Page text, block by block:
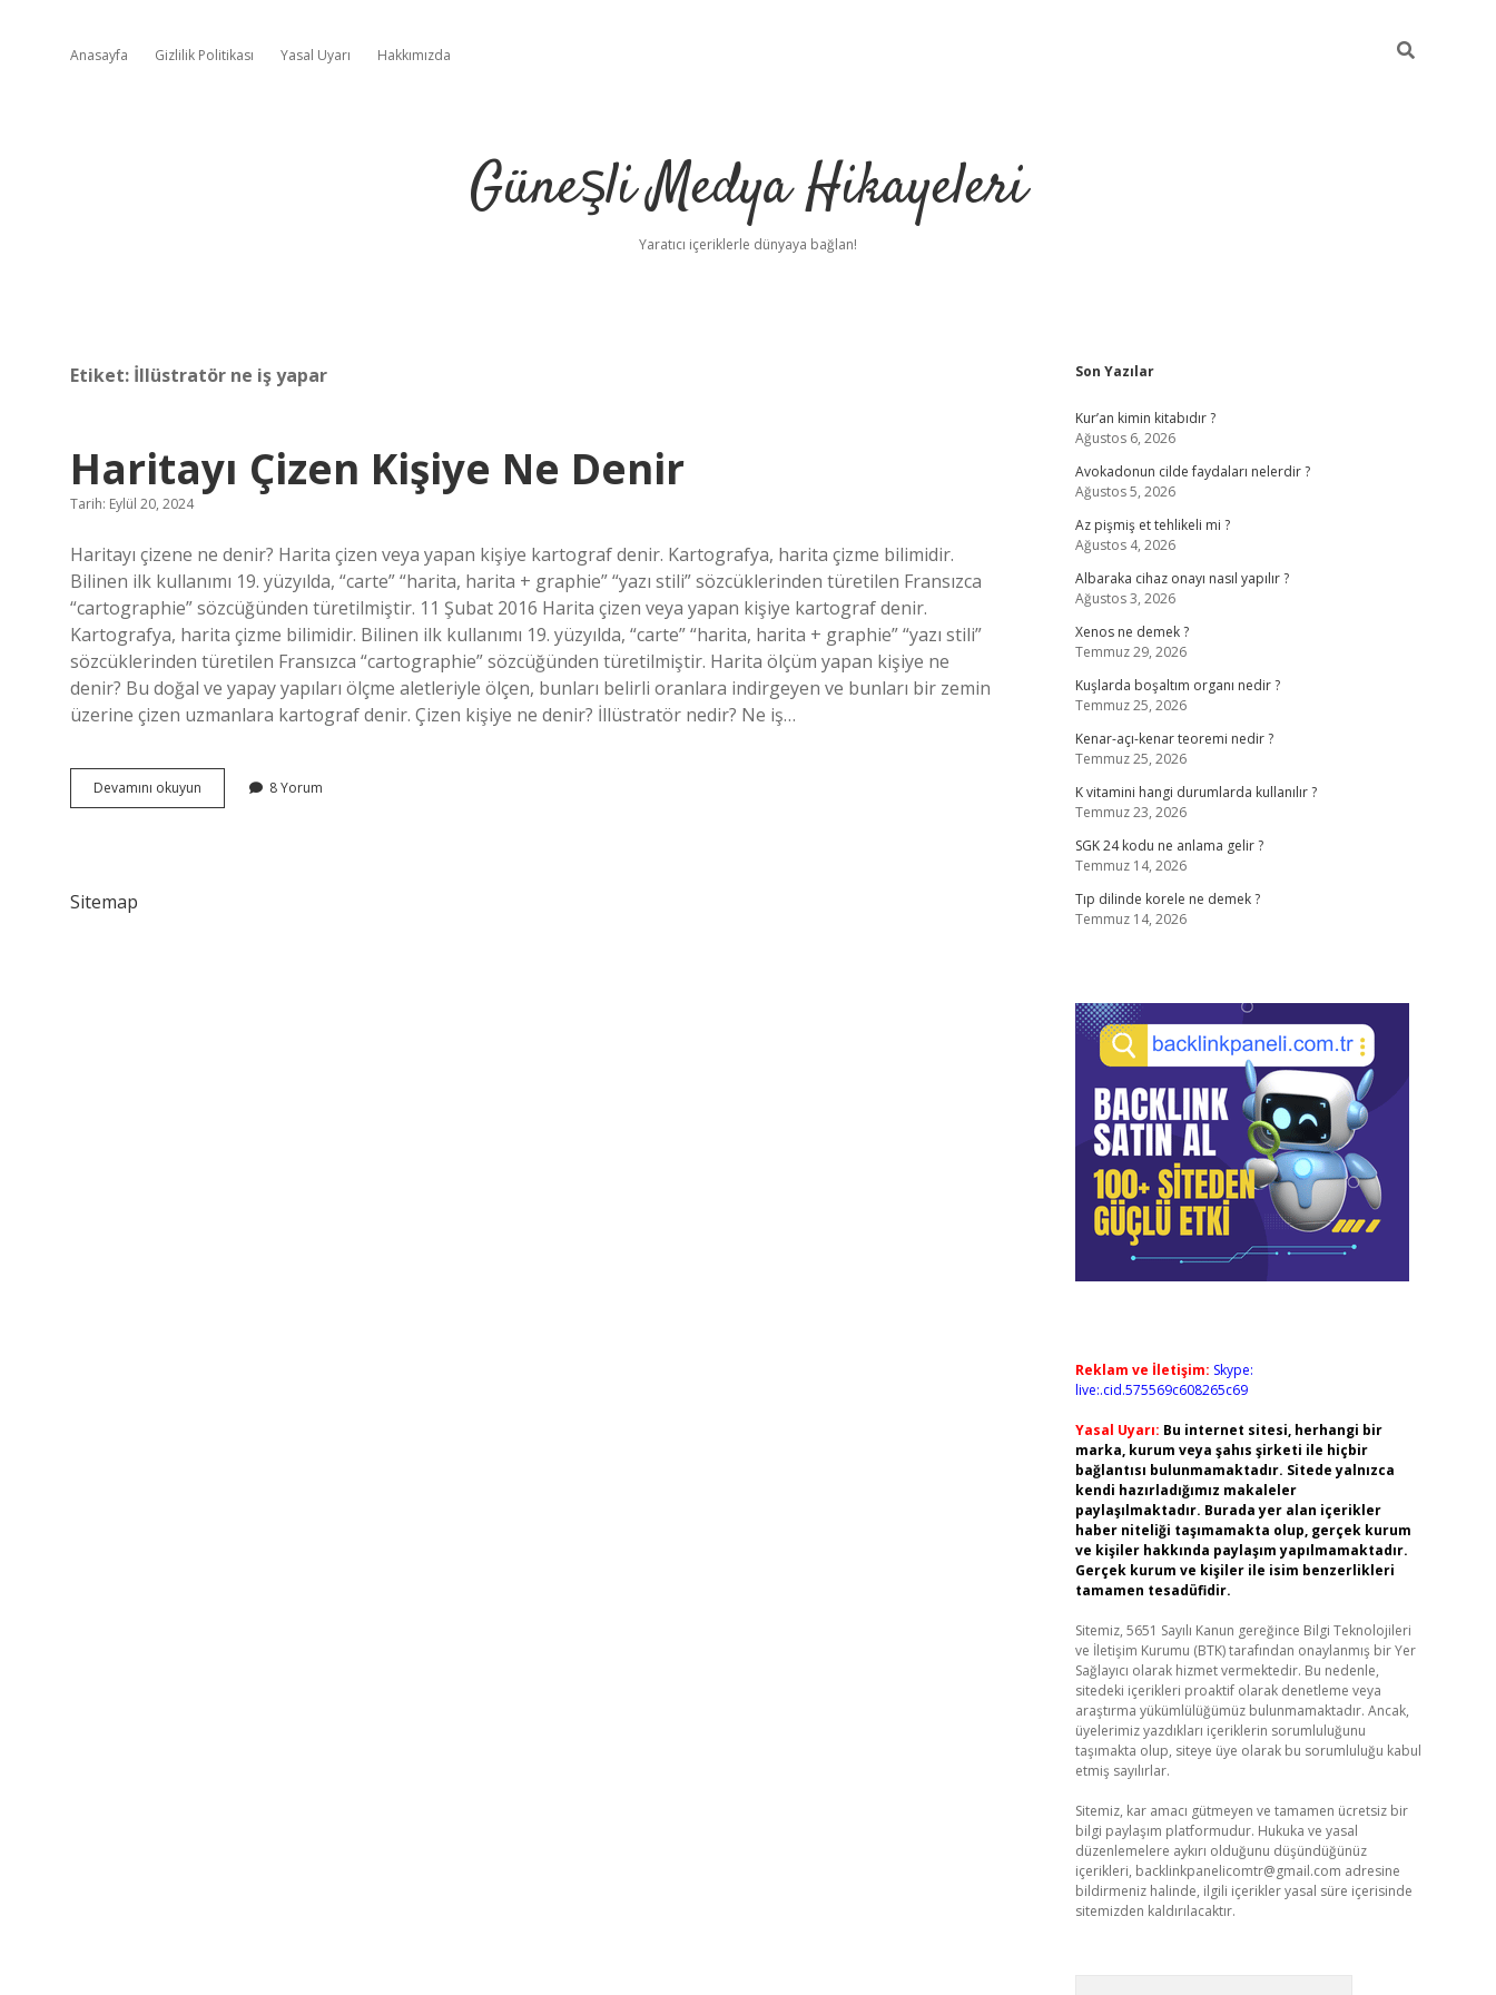
Anasayfa Gizlilik Politikası Yasal Uyarı Hakkımızda
Güneşli Medya Hikayeleri
Yaratıcı içeriklerle dünyaya bağlan!
Etiket: İllüstratör ne iş yapar
Haritayı Çizen Kişiye Ne Denir
Tarih: Eylül 20, 2024
Haritayı çizene ne denir? Harita çizen veya yapan kişiye kartograf denir. Kartografya, harita çizme bilimidir.
Bilinen ilk kullanımı 19. yüzyılda, “carte” “harita, harita + graphie” “yazı stili” sözcüklerinden türetilen Fransızca
“cartographie” sözcüğünden türetilmiştir. 11 Şubat 2016 Harita çizen veya yapan kişiye kartograf denir.
Kartografya, harita çizme bilimidir. Bilinen ilk kullanımı 19. yüzyılda, “carte” “harita, harita + graphie” “yazı stili”
sözcüklerinden türetilen Fransızca “cartographie” sözcüğünden türetilmiştir. Harita ölçüm yapan kişiye ne
denir? Bu doğal ve yapay yapıları ölçme aletleriyle ölçen, bunları belirli oranlara indirgeyen ve bunları bir zemin
üzerine çizen uzmanlara kartograf denir. Çizen kişiye ne denir? İllüstratör nedir? Ne iş…
Devamını okuyun
Çizen
8 Yorum
Sitemap
Sidebar
Son Yazılar
Kur’an kimin kitabıdır ?
Ağustos 6, 2026
Avokadonun cilde faydaları nelerdir ?
Ağustos 5, 2026
Az pişmiş et tehlikeli mi ?
Ağustos 4, 2026
Albaraka cihaz onayı nasıl yapılır ?
Ağustos 3, 2026
Xenos ne demek ?
Temmuz 29, 2026
Kuşlarda boşaltım organı nedir ?
Temmuz 25, 2026
Kenar-açı-kenar teoremi nedir ?
Temmuz 25, 2026
K vitamini hangi durumlarda kullanılır ?
Temmuz 23, 2026
SGK 24 kodu ne anlama gelir ?
Temmuz 14, 2026
Tıp dilinde korele ne demek ?
Temmuz 14, 2026
Reklam ve İletişim: Skype:
live:.cid.575569c608265c69
Yasal Uyarı: Bu internet sitesi, herhangi bir
marka, kurum veya şahıs şirketi ile hiçbir
bağlantısı bulunmamaktadır. Sitede yalnızca
kendi hazırladığımız makaleler
paylaşılmaktadır. Burada yer alan içerikler
haber niteliği taşımamakta olup, gerçek kurum
ve kişiler hakkında paylaşım yapılmamaktadır.
Gerçek kurum ve kişiler ile isim benzerlikleri
tamamen tesadüfidir.
Sitemiz, 5651 Sayılı Kanun gereğince Bilgi Teknolojileri
ve İletişim Kurumu (BTK) tarafından onaylanmış bir Yer
Sağlayıcı olarak hizmet vermektedir. Bu nedenle,
sitedeki içerikleri proaktif olarak denetleme veya
araştırma yükümlülüğümüz bulunmamaktadır. Ancak,
üyelerimiz yazdıkları içeriklerin sorumluluğunu
taşımakta olup, siteye üye olarak bu sorumluluğu kabul
etmiş sayılırlar.
Sitemiz, kar amacı gütmeyen ve tamamen ücretsiz bir
bilgi paylaşım platformudur. Hukuka ve yasal
düzenlemelere aykırı olduğunu düşündüğünüz
içerikleri, backlinkpanelicomtr@gmail.com adresine
bildirmeniz halinde, ilgili içerikler yasal süre içerisinde
sitemizden kaldırılacaktır.